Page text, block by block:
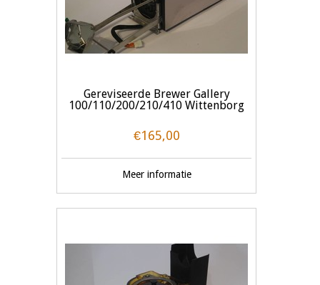
Gereviseerde Brewer Gallery
100/110/200/210/410 Wittenborg
€165,00
Meer informatie